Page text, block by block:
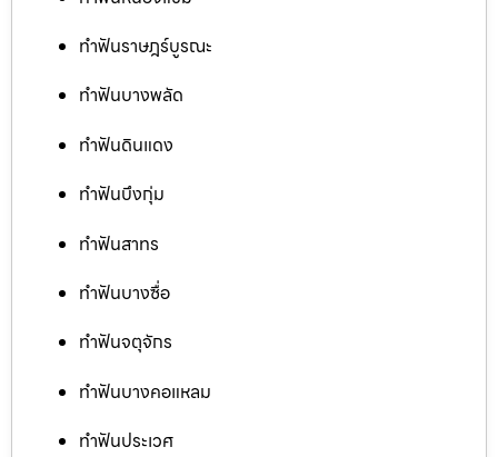
ทำฟันราษฎร์บูรณะ
ทำฟันบางพลัด
ทำฟันดินแดง
ทำฟันบึงกุ่ม
ทำฟันสาทร
ทำฟันบางซื่อ
ทำฟันจตุจักร
ทำฟันบางคอแหลม
ทำฟันประเวศ